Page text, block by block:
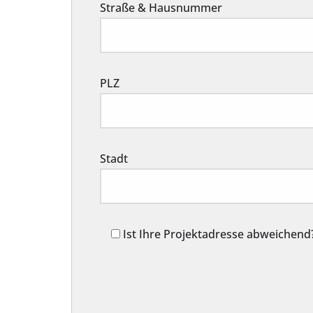
Straße & Hausnummer
PLZ
Stadt
Ist Ihre Projektadresse